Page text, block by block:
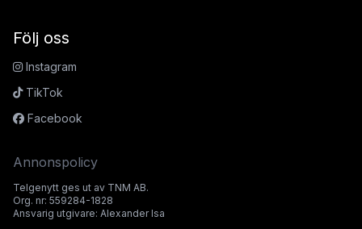
Följ oss
Instagram
TikTok
Facebook
Annonspolicy
Telgenytt ges ut av TNM AB.
Org. nr: 559284-1828
Ansvarig utgivare: Alexander Isa